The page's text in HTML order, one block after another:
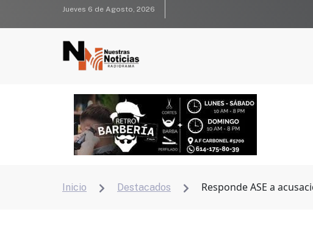
Jueves 6 de Agosto, 2026
Inicio  Destacados  Responde ASE a